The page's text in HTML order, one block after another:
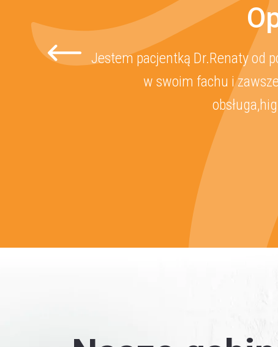
Jestem pacjentką Dr.Renaty od
w swoim fachu i